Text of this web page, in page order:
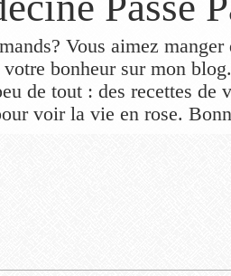
Vous aimez
bonheur sur mon
de tout : des recettes de
voir la vie en rose.